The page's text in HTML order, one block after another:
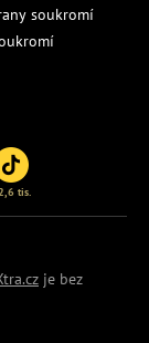
soukromí
tis.
je bez